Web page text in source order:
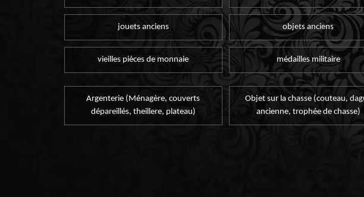
jouets anciens objets anciens
vieilles pièces de monnaie médailles militaire
Argenterie (Ménagère, couverts
dépareillés, theillere, plateau)
Objet sur la chasse (couteau,
ancienne, trophée de chasse)